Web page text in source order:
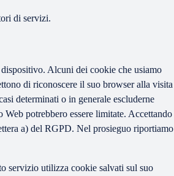
di servizi.
Alcuni dei cookie che usiamo
di riconoscere il suo browser alla visita
determinati o in generale escluderne
potrebbero essere limitate. Accettando
a) del RGPD. Nel prosieguo riportiamo
servizio utilizza cookie salvati sul suo